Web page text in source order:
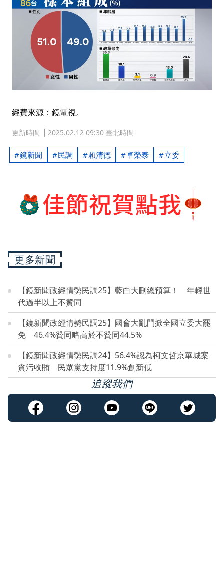
經費來源：鏡電視。
更新時間 2025.02.12 09:30 臺北時間
鏡新聞 民調 賴清德 卓榮泰 立委
更多新聞
【鏡新聞政經情勢民調25】藍白大刪總預算！ 年輕世
代過半以上不贊同
【鏡新聞政經情勢民調25】國會大亂鬥掀全國立委大罷
免 46.4%贊同略高於不贊同44.5%
【鏡新聞政經情勢民調24】56.4%認為柯文哲京華城案
貪污收賄 民眾黨支持度11.9%創新低
追蹤我們